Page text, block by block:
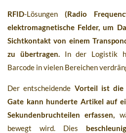
RFID-Lösungen (Radio
elektromagnetische Felder, um
Sichtkontakt von einem
zu übertragen.In der Logistik
Barcode in vielen Bereichen
Der entscheidende Vorteil ist die
Gate kann hunderte Artikel auf
Sekundenbruchteilen erfassen,
bewegt wird. Dies